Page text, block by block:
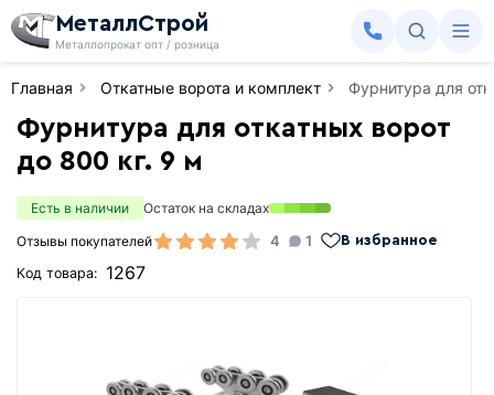
МеталлСтрой
Металлопрокат опт / розница
Главная Откатные ворота и комплект Фурнитура для
Фурнитура для откатных ворот
до 800 кг. 9 м
Есть в наличии
Остаток на складах
Отзывы покупателей
4 1 В избранное
Код товара: 1267